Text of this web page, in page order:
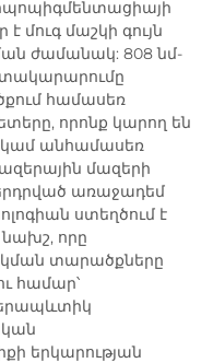
մուգ մաշկի գույն
ժամանակ: 808 նմ-
համասեռ
որոնք կարող են
կամ անհամասեռ
մազերի
առաջադեմ
ստեղծում է
որը
տարածքները
համար՝
երկարության